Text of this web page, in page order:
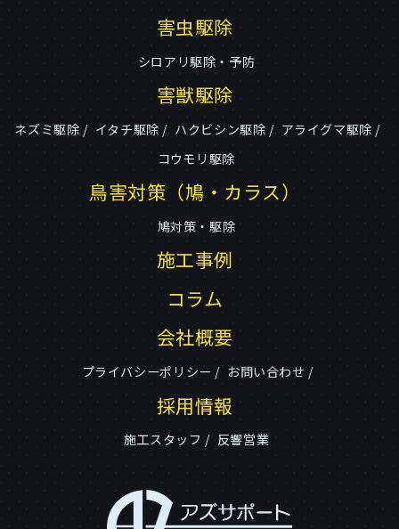
害虫駆除
シロアリ駆除・予防
害獣駆除
ネズミ駆除 イタチ駆除 ハクビシン駆除
アライグマ駆除
コウモリ駆除
鳥害対策（鳩・カラス）
鳩対策・駆除
施工事例
コラム
会社概要
プライバシーポリシー お問い合わせ
採用情報
施工スタッフ 反響営業